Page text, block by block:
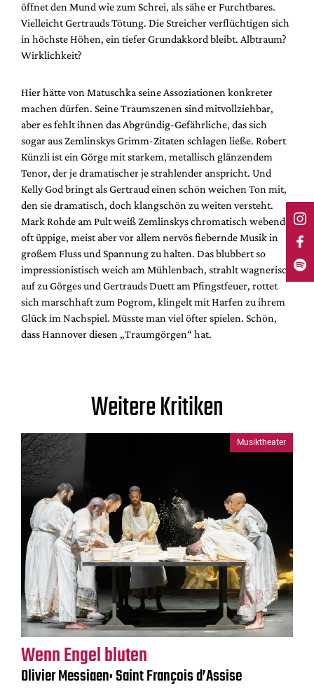
öffnet den Mund wie zum Schrei, als sähe er Furchtbares.
Vielleicht Gertrauds Tötung. Die Streicher verflüchtigen sich
in höchste Höhen, ein tiefer Grundakkord bleibt. Albtraum?
Wirklichkeit?
Hier hätte von Matuschka seine Assoziationen konkreter
machen dürfen. Seine Traumszenen sind mitvollziehbar,
aber es fehlt ihnen das Abgründig-Gefährliche, das sich
sogar aus Zemlinskys Grimm-Zitaten schlagen ließe. Robert
Künzli ist ein Görge mit starkem, metallisch glänzendem
Tenor, der je dramatischer je strahlender anspricht. Und
Kelly God bringt als Gertraud einen schön weichen Ton mit,
den sie dramatisch, doch klangschön zu weiten versteht.
Mark Rohde am Pult weiß Zemlinskys chromatisch webende,
oft üppige, meist aber vor allem nervös fiebernde Musik in
großem Fluss und Spannung zu halten. Das blubbert so
impressionistisch weich am Mühlenbach, strahlt wagnerisch
auf zu Görges und Gertrauds Duett am Pfingstfeuer, rottet
sich marschhaft zum Pogrom, klingelt mit Harfen zu ihrem
Glück im Nachspiel. Müsste man viel öfter spielen. Schön,
dass Hannover diesen „Traumgörgen“ hat.
Weitere Kritiken
Musiktheater
Wenn Engel bluten
Olivier Messiaen: Saint François d’Assise